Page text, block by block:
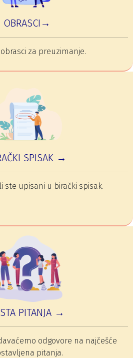
OBRASCI→
za preuzimanje.
SPISAK →
ste upisani u birački spisak.
PITANJA →
odgovore na najčešće
pitanja.